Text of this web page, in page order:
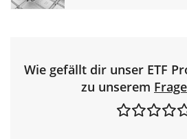
Wie gefällt dir unser ETF
zu unserem